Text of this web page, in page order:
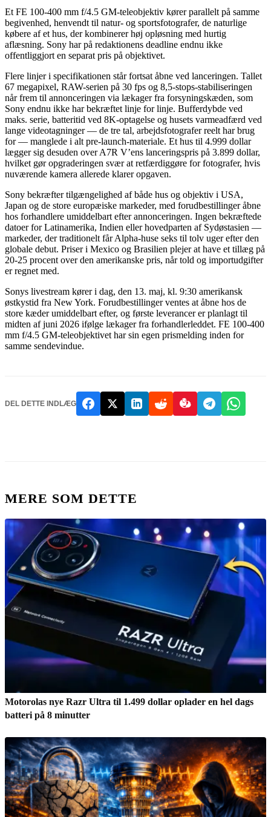
Et FE 100-400 mm f/4.5 GM-teleobjektiv kører parallelt på samme
begivenhed, henvendt til natur- og sportsfotografer, de naturlige
købere af et hus, der kombinerer høj opløsning med hurtig
aflæsning. Sony har på redaktionens deadline endnu ikke
offentliggjort en separat pris på objektivet.
Flere linjer i specifikationen står fortsat åbne ved lanceringen. Tallet
67 megapixel, RAW-serien på 30 fps og 8,5-stops-stabiliseringen
når frem til annonceringen via lækager fra forsyningskæden, som
Sony endnu ikke har bekræftet linje for linje. Bufferdybde ved
maks. serie, batteritid ved 8K-optagelse og husets varmeadfærd ved
lange videotagninger — de tre tal, arbejdsfotografer reelt har brug
for — manglede i alt pre-launch-materiale. Et hus til 4.999 dollar
lægger sig desuden over A7R V’ens lanceringspris på 3.899 dollar,
hvilket gør opgraderingen svær at retfærdiggøre for fotografer, hvis
nuværende kamera allerede klarer opgaven.
Sony bekræfter tilgængelighed af både hus og objektiv i USA,
Japan og de store europæiske markeder, med forudbestillinger åbne
hos forhandlere umiddelbart efter annonceringen. Ingen bekræftede
datoer for Latinamerika, Indien eller hovedparten af Sydøstasien —
markeder, der traditionelt får Alpha-huse seks til tolv uger efter den
globale debut. Priser i Mexico og Brasilien plejer at have et tillæg på
20-25 procent over den amerikanske pris, når told og importudgifter
er regnet med.
Sonys livestream kører i dag, den 13. maj, kl. 9:30 amerikansk
østkystid fra New York. Forudbestillinger ventes at åbne hos de
store kæder umiddelbart efter, og første leverancer er planlagt til
midten af juni 2026 ifølge lækager fra forhandlerleddet. FE 100-400
mm f/4.5 GM-teleobjektivet har sin egen prismelding inden for
samme sendevindue.
DEL DETTE INDLÆG
MERE SOM DETTE
Motorolas nye Razr Ultra til 1.499 dollar oplader en hel dags
batteri på 8 minutter